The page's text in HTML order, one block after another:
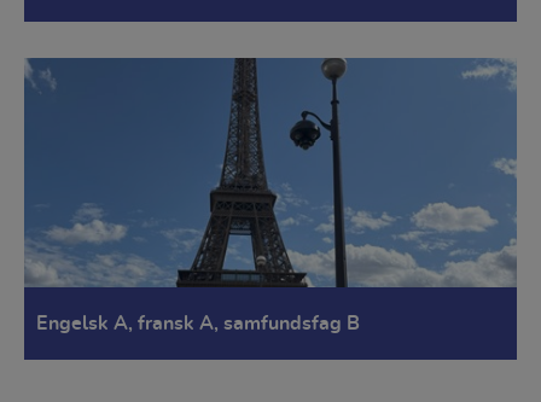
Engelsk A, fransk A, samfundsfag B